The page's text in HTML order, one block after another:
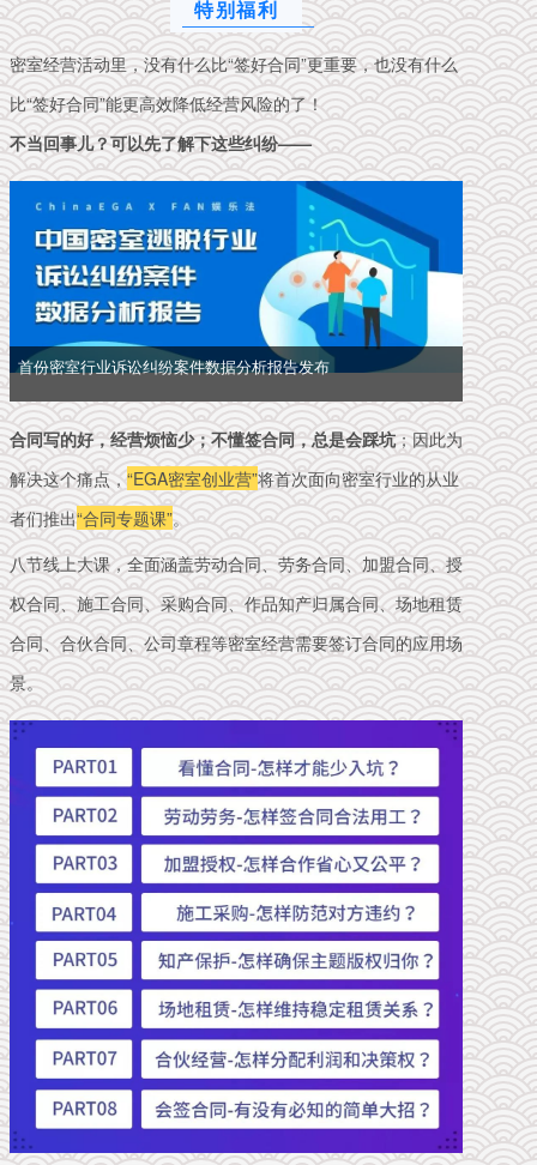
特别福利
密室经营活动里，没有什么比“签好合同”更重要，也没有什么
比“签好合同”能更高效降低经营风险的了！
不当回事儿？可以先了解下这些纠纷——
首份密室行业诉讼纠纷案件数据分析报告发布
合同写的好，经营烦恼少；不懂签合同，总是会踩坑；因此为
解决这个痛点，“EGA密室创业营”将首次面向密室行业的从业
者们推出“合同专题课”。
八节线上大课，全面涵盖劳动合同、劳务合同、加盟合同、授
权合同、施工合同、采购合同、作品知产归属合同、场地租赁
合同、合伙合同、公司章程等密室经营需要签订合同的应用场
景。